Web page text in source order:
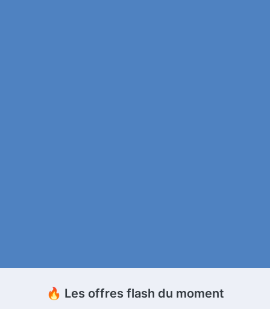
🔥 Les offres flash du moment